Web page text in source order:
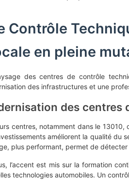
Contrôle
en pleine
des centres de contrôle
des infrastructures et une
des centres
centres, notamment dans le
améliorent la qualité du
plus performant, permet de détecter
l’accent est mis sur la formation
technologies automobiles. Un